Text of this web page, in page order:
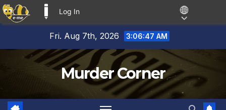
Log In
content
Fri. Aug 7th, 2026 3:06:47 AM
Murder Corner